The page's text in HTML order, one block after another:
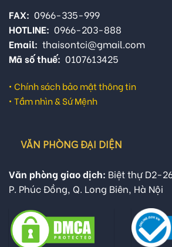
FAX: 0966-335-999
HOTLINE: 0966-203-888
Email: thaisontci@gmail.com
Mã số thuế: 0107613425
• Chính sách bảo mật thông tin
• Tầm nhìn & Sứ Mệnh
VĂN PHÒNG ĐẠI DIỆN
Văn phòng giao dịch: Biệt thự D2-
P. Phúc Đồng, Q. Long Biên, Hà Nội